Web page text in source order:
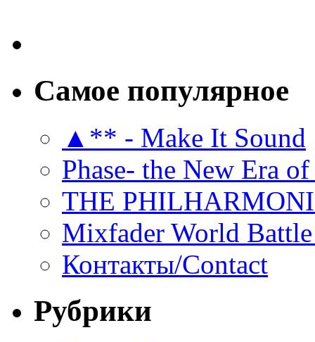
Самое популярное
▲** - Make It Sound
Phase- the New Era
THE
Mixfader World
Контакты/Contact
Рубрики